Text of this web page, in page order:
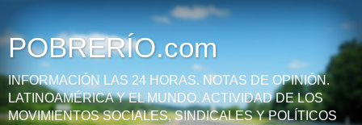
POBRERÍO.com
INFORMACIÓN LAS 24 HORAS. NOTAS DE OPINIÓN.
LATINOAMÉRICA Y EL MUNDO. ACTIVIDAD DE LOS
MOVIMIENTOS SOCIALES, SINDICALES Y POLÍTICOS